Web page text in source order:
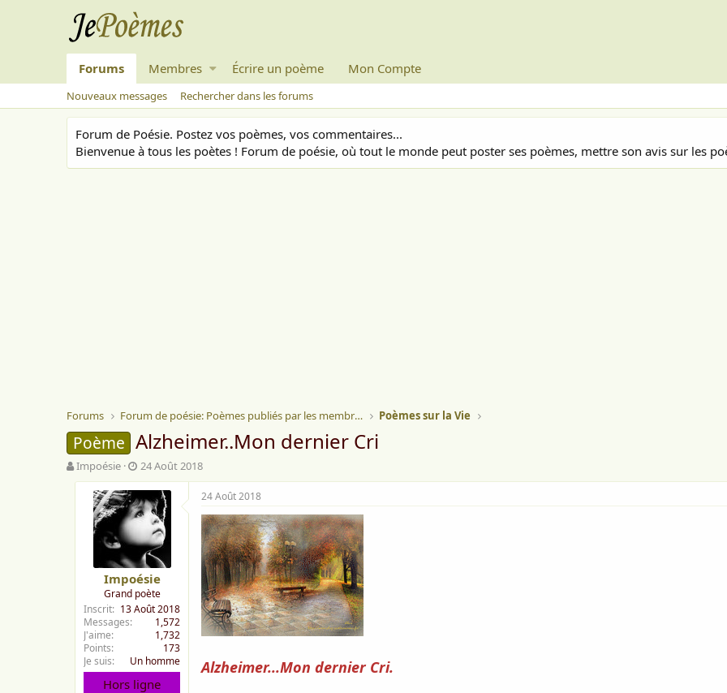
Forums Membres Écrire un poème Mon Compte
Nouveaux messages Rechercher dans les forums
Forum de Poésie. Postez vos poèmes, vos commentaires...
Bienvenue à tous les poètes ! Forum de poésie, où tout le monde peut poster ses poèmes, mettre son avis sur les
Forums Forum de poésie: Poèmes publiés par les membres Poèmes sur la Vie
Poème Alzheimer..Mon dernier Cri
A
u
Impoésie
D
a
t
e
d
e
d
é
b
u
t
24 Août 2018
Impoésie
Grand poète
Inscrit
13 Août 2018
Messages
1,572
J'aime
1,732
Points
173
Je suis
Un homme
Hors ligne
24 Août 2018
Alzheimer...Mon dernier Cri.